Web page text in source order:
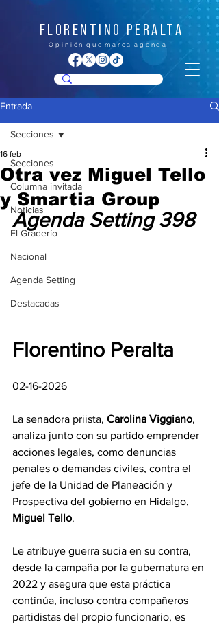
FLORENTINO PERALTA
O p i n i ó n q u e m a r c a a g e n d a
Entrada
Secciones
Columna invitada
Noticias
El Graderío
Nacional
Agenda Setting
Destacadas
Secciones
Otra vez Miguel Tello
y Smartia Group
16 feb
Agenda Setting 398
Florentino Peralta
02-16-2026
La senadora priista, Carolina Viggiano,
analiza junto con su partido emprender
acciones legales, como denuncias
penales o demandas civiles, contra el
jefe de la Unidad de Planeación y
Prospectiva del gobierno en Hidalgo,
Miguel Tello.
Le atribuye guerra sucia en su contra,
desde la campaña por la gubernatura en
2022 y asegura que esta práctica
continúa, incluso contra compañeros
partidistas del propio funcionario, es